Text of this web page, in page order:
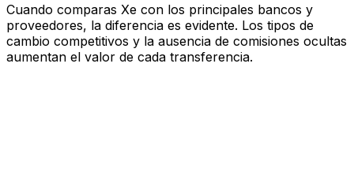
Cuando comparas Xe con los principales bancos y
proveedores, la diferencia es evidente. Los tipos de
cambio competitivos y la ausencia de comisiones ocultas
aumentan el valor de cada transferencia.